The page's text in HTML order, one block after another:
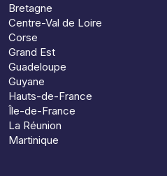
Bretagne
Centre-Val de Loire
Corse
Grand Est
Guadeloupe
Guyane
Hauts-de-France
Île-de-France
La Réunion
Martinique